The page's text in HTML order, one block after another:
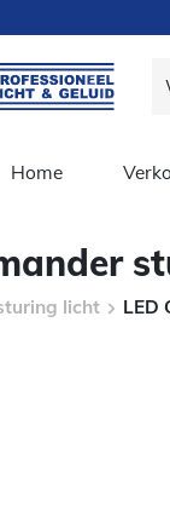
Home
licht LED